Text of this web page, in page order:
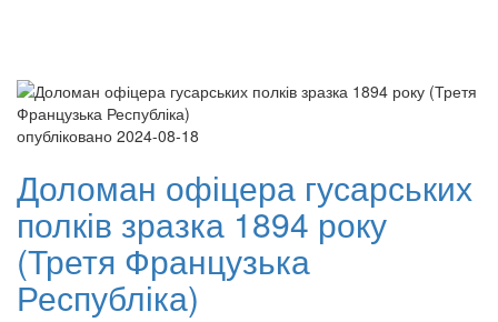
опубліковано 2024-08-18
Доломан офіцера гусарських
полків зразка 1894 року
(Третя Французька
Республіка)